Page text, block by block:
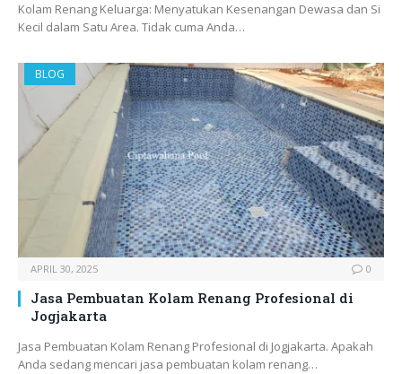
Kolam Renang Keluarga: Menyatukan Kesenangan Dewasa dan Si
Kecil dalam Satu Area. Tidak cuma Anda…
BLOG
APRIL 30, 2025 0
Jasa Pembuatan Kolam Renang Profesional di
Jogjakarta
Jasa Pembuatan Kolam Renang Profesional di Jogjakarta. Apakah
Anda sedang mencari jasa pembuatan kolam renang…